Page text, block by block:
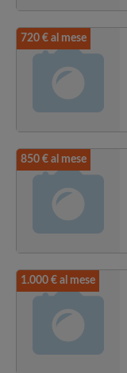
720 € al mese
850 € al mese
1.000 € al mese